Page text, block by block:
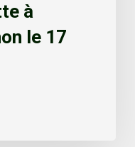
à
le 17